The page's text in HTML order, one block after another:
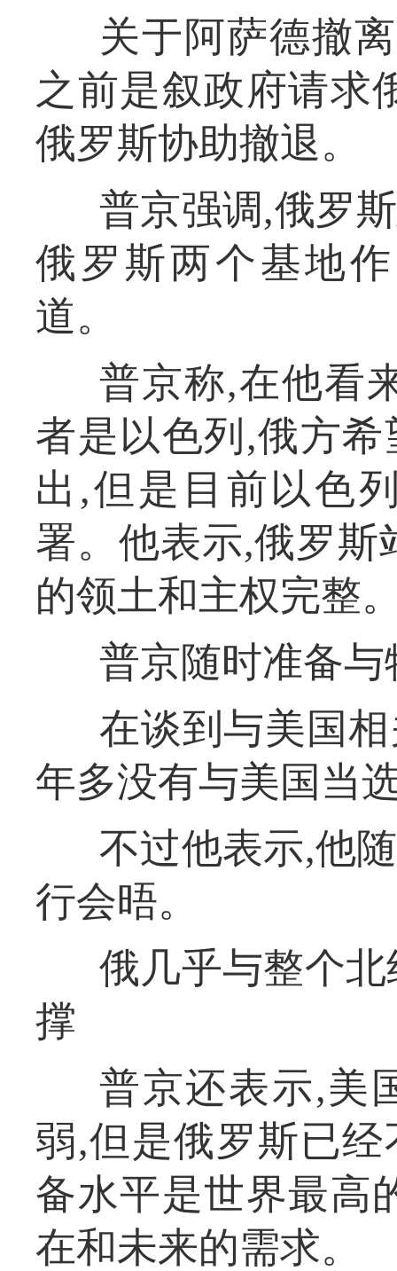
关于阿萨德撤
之前是叙政府请求
俄罗斯协助撤退。
普京强调,俄罗
俄罗斯两个基地
道。
普京称,在他看
者是以色列,俄方
出,但是目前以色
署。他表示,俄罗斯
的领土和主权完整
普京随时准备
在谈到与美国
年多没有与美国当
不过他表示,他
行会晤。
俄几乎与整个
撑
普京还表示,美
弱,但是俄罗斯已
备水平是世界最高
在和未来的需求。